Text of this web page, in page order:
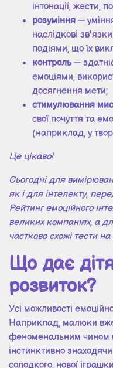
інтонації, жести,
розуміння—
наслідкові
подіями, що їх
контроль—
емоціями,
досягнення мети;
стимулювання
свої почуття та
(наприклад, у
Це цікаво!
Сьогодні для
як і для інтелекту,
Рейтинг емоційного
великих компаніях, а
частково схожі тести на
Що дає
розвиток?
Усі можливості
Наприклад, малюки
феноменальним чином
інстинктивно
солодкого, нової